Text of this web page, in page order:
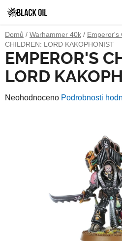
na
obsah
Domů / Warhammer 40k / Emperor's
CHILDREN: LORD KAKOPHONIST
EMPEROR'S
LORD
Průměrné
Neohodnoceno Podrobnosti